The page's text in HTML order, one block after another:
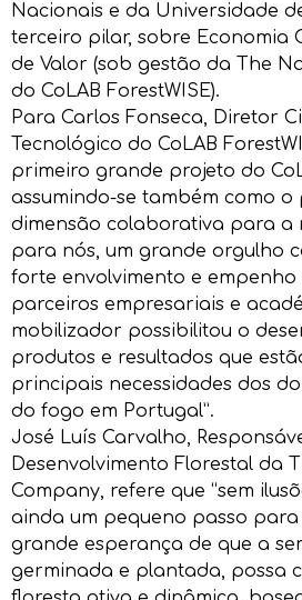
Nacionais e da Universidade
terceiro pilar, sobre Economia
de Valor (sob gestão da The
do CoLAB ForestWISE).
Para Carlos Fonseca, Diretor
Tecnológico do CoLAB
primeiro grande projeto do
assumindo-se também como
dimensão colaborativa para a
para nós, um grande orgulho
forte envolvimento e empenho
parceiros empresariais e
mobilizador possibilitou o
produtos e resultados que
principais necessidades dos
do fogo em Portugal”.
José Luís Carvalho,
Desenvolvimento Florestal da
Company, refere que “sem
ainda um pequeno passo para
grande esperança de que a
germinada e plantada, possa